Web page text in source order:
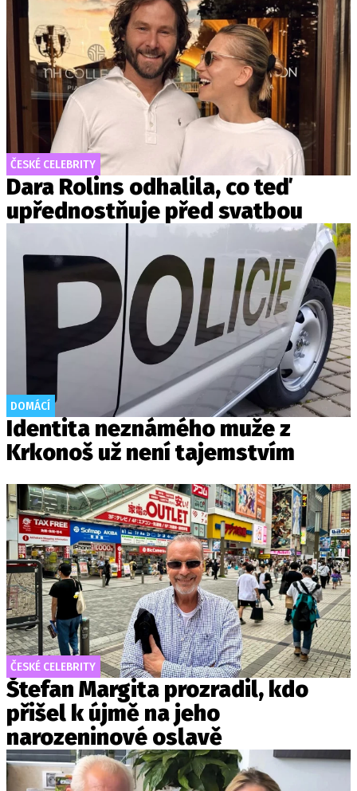
ČESKÉ CELEBRITY
Dara Rolins odhalila, co teď
upřednostňuje před svatbou
DOMÁCÍ
Identita neznámého muže z
Krkonoš už není tajemstvím
ČESKÉ CELEBRITY
Štefan Margita prozradil, kdo
přišel k újmě na jeho
narozeninové oslavě